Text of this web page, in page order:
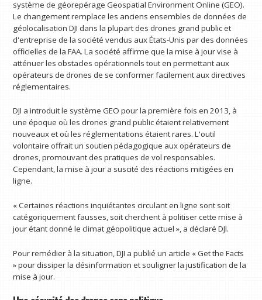
système de géorepérage Geospatial Environment Online (GEO).
Le changement remplace les anciens ensembles de données de
géolocalisation DJI dans la plupart des drones grand public et
d'entreprise de la société vendus aux États-Unis par des données
officielles de la FAA. La société affirme que la mise à jour vise à
atténuer les obstacles opérationnels tout en permettant aux
opérateurs de drones de se conformer facilement aux directives
réglementaires.
DJI a introduit le système GEO pour la première fois en 2013, à
une époque où les drones grand public étaient relativement
nouveaux et où les réglementations étaient rares. L'outil
volontaire offrait un soutien pédagogique aux opérateurs de
drones, promouvant des pratiques de vol responsables.
Cependant, la mise à jour a suscité des réactions mitigées en
ligne.
« Certaines réactions inquiétantes circulant en ligne sont soit
catégoriquement fausses, soit cherchent à politiser cette mise à
jour étant donné le climat géopolitique actuel », a déclaré DJI.
Pour remédier à la situation, DJI a publié un article « Get the Facts
» pour dissiper la désinformation et souligner la justification de la
mise à jour.